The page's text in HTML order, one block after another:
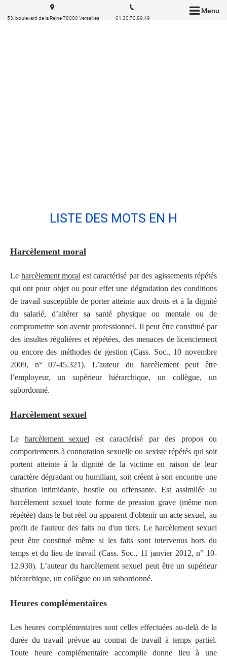
Menu
53, boulevard de la Reine 78000 Versailles 01.30.70.89.49
LISTE DES MOTS EN H
Harcèlement moral
Le harcèlement moral est caractérisé par des agissements répétés
qui ont pour objet ou pour effet une dégradation des conditions
de travail susceptible de porter atteinte aux droits et à la dignité
du salarié, d’altérer sa santé physique ou mentale ou de
compromettre son avenir professionnel. Il peut être constitué par
des insultes régulières et répétées, des menaces de licenciement
ou encore des méthodes de gestion (Cass. Soc., 10 novembre
2009, n° 07-45.321). L’auteur du harcèlement peut être
l’employeur, un supérieur hiérarchique, un collègue, un
subordonné.
Harcèlement sexuel
Le harcèlement sexuel est caractérisé par des propos ou
comportements à connotation sexuelle ou sexiste répétés qui soit
portent atteinte à la dignité de la victime en raison de leur
caractère dégradant ou humiliant, soit créent à son encontre une
situation intimidante, hostile ou offensante. Est assimilée au
harcèlement sexuel toute forme de pression grave (même non
répétée) dans le but réel ou apparent d'obtenir un acte sexuel, au
profit de l'auteur des faits ou d'un tiers. Le harcèlement sexuel
peut être constitué même si les faits sont intervenus hors du
temps et du lieu de travail (Cass. Soc., 11 janvier 2012, n° 10-
12.930). L’auteur du harcèlement sexuel peut être un supérieur
hiérarchique, un collègue ou un subordonné.
Heures complémentaires
Les heures complémentaires sont celles effectuées au-delà de la
durée du travail prévue au contrat de travail à temps partiel.
Toute heure complémentaire accomplie donne lieu à une